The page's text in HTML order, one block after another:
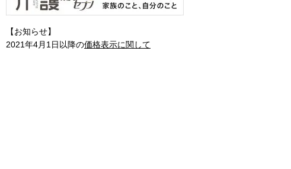
【お知らせ】
2021年4月1日以降の価格表示に関して